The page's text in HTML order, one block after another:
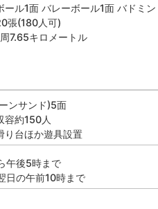
ール1面 バレーボール1面 バドミ
張(180人可)
7.65キロメートル
ンサンド)5面
容約150人
り台ほか遊具設置
午後5時まで
日の午前10時まで